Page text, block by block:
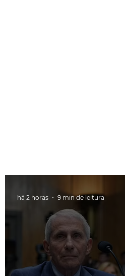
há 2 horas 9 min de leitura